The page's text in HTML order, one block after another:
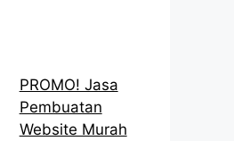
PROMO! Jasa
Pembuatan
Website Murah